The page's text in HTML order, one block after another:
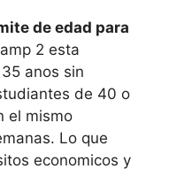
de edad para
2 esta
anos sin
de 40 o
el mismo
Lo que
economicos y